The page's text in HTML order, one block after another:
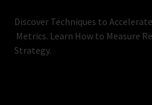
Discover Techniques to
Metrics. Learn How to Measure
Strategy.